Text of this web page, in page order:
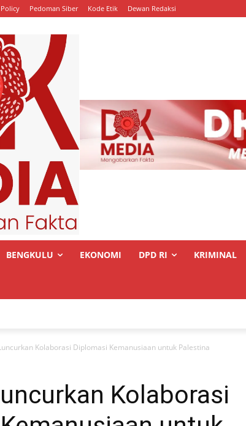
Pedoman Siber Kode Etik Dewan Redaksi
BENGKULU EKONOMI DPD RI KRIMINAL
Kolaborasi Diplomasi Kemanusiaan untuk Palestina
Kolaborasi